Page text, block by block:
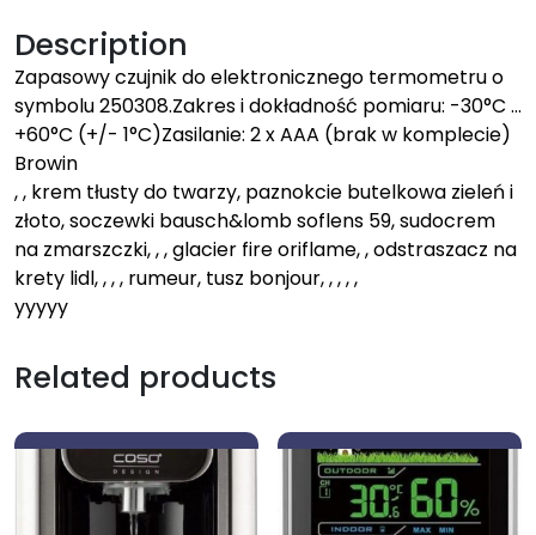
Description
Zapasowy czujnik do elektronicznego termometru o
symbolu 250308.Zakres i dokładność pomiaru: -30°C …
+60°C (+/- 1°C)Zasilanie: 2 x AAA (brak w komplecie)
Browin
, , krem tłusty do twarzy, paznokcie butelkowa zieleń i
złoto, soczewki bausch&lomb soflens 59, sudocrem
na zmarszczki, , , glacier fire oriflame, , odstraszacz na
krety lidl, , , , rumeur, tusz bonjour, , , , ,
yyyyy
Related products